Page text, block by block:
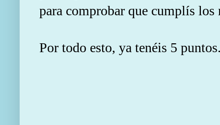
para comprobar que cumplís los
Por todo esto, ya tenéis 5